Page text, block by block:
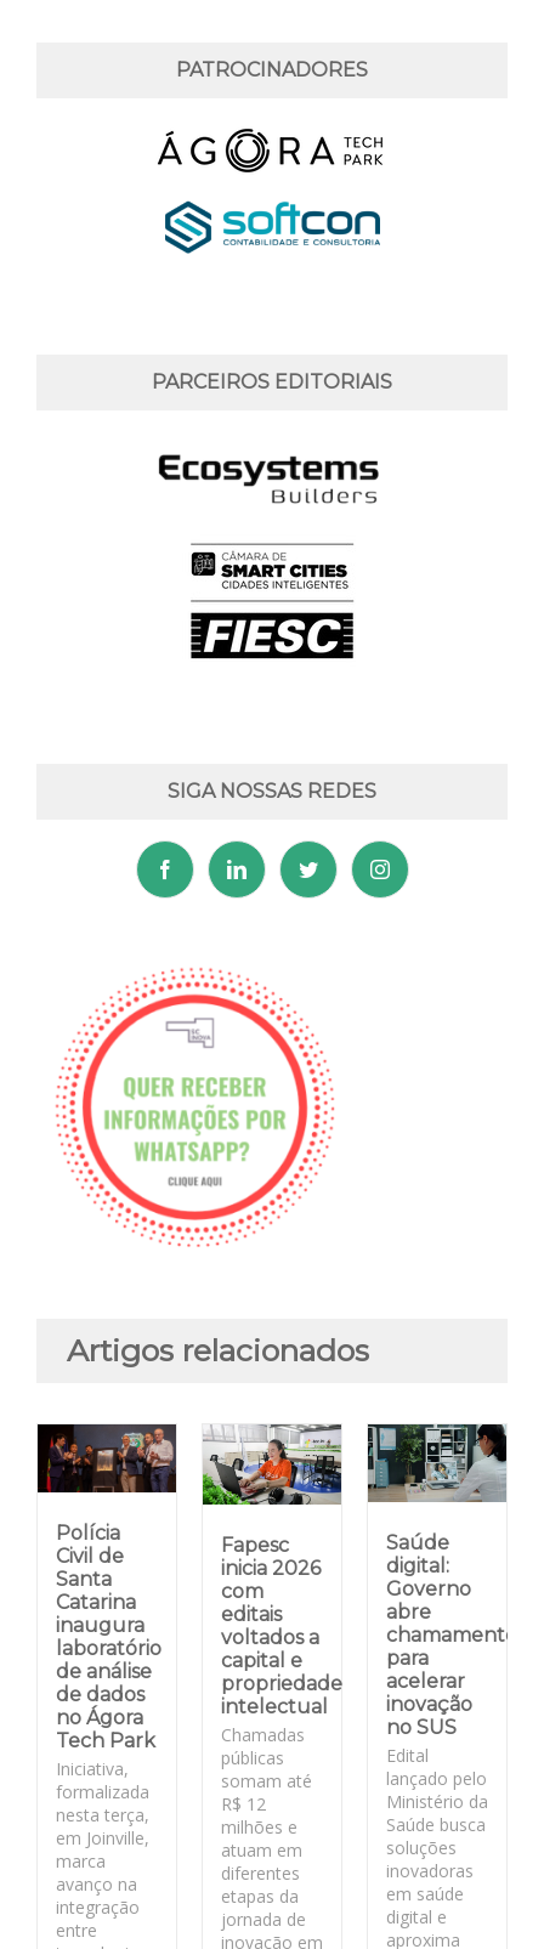
PATROCINADORES
PARCEIROS EDITORIAIS
SIGA NOSSAS REDES
Artigos relacionados
Polícia
Civil de
Santa
Catarina
inaugura
laboratório
de análise
de dados
no Ágora
Tech Park
Iniciativa,
formalizada
nesta terça,
em Joinville,
marca
avanço na
integração
entre
Fapesc
inicia 2026
com
editais
voltados a
capital e
propriedade
intelectual
Chamadas
públicas
somam até
R$ 12
milhões e
atuam em
diferentes
etapas da
jornada de
inovação em
Saúde
digital:
Governo
abre
chamamento
para
acelerar
inovação
no SUS
Edital
lançado pelo
Ministério da
Saúde busca
soluções
inovadoras
em saúde
digital e
aproxima